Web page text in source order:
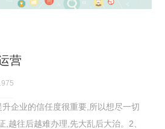
营
企业的信任度很重要,所以想尽一切
,越往后越难办理,先大乱后大治。2、